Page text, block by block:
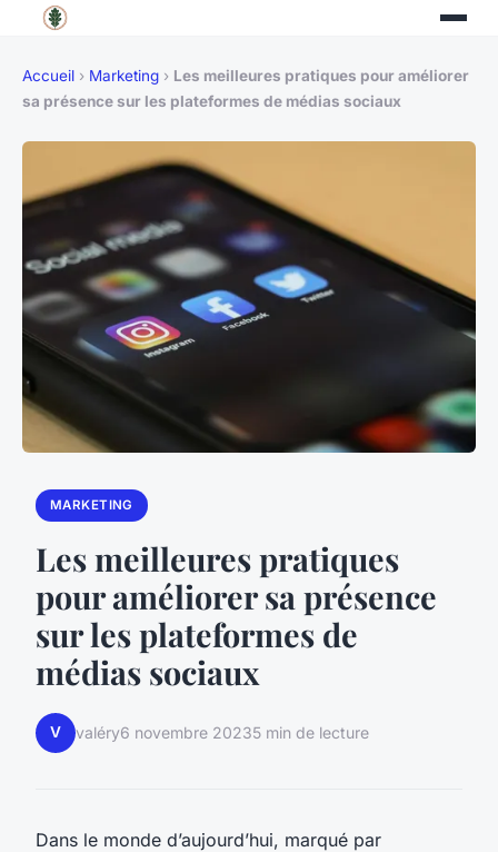
Accueil › Marketing › Les meilleures pratiques pour améliorer
sa présence sur les plateformes de médias sociaux
MARKETING
Les meilleures pratiques
pour améliorer sa présence
sur les plateformes de
médias sociaux
V valéry6 novembre 20235 min de lecture
Dans le monde d’aujourd’hui, marqué par